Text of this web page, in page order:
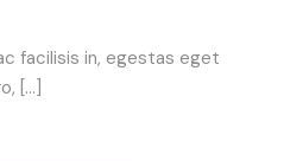
facilisis in, egestas eget
[…]